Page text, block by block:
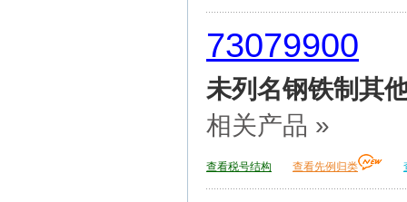
73079900
未列名钢铁制其
相关产品 »
查看税号结构 查看先例归类